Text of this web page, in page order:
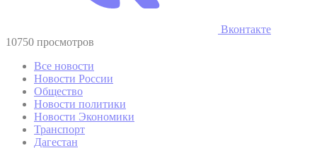
Вконтакте
10750 просмотров
Все новости
Новости России
Общество
Новости политики
Новости Экономики
Транспорт
Дагестан